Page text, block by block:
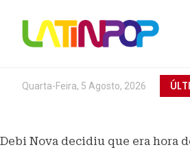
Quarta-Feira, 5 Agosto, 2026
Debi Nova decidiu que era hora